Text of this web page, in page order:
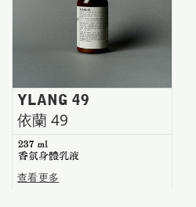
YLANG 49
依蘭 49
237 ml
香氛身體乳液
查看更多